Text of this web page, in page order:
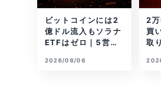
ビットコインには2
億ドル流入もソラナ
ETFはゼロ｜5営業
2026/08/06
2
買
取